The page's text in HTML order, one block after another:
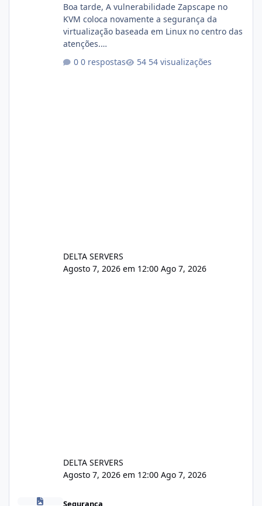
Boa tarde, A vulnerabilidade Zapscape no
KVM coloca novamente a segurança da
virtualização baseada em Linux no centro das
atenções.
xjx23zz5f Criamos uma breve explicação:
0 respostas 54 visualizações
DELTA SERVERS
Agosto 7, 2026 em 12:00 Ago 7, 2026
DELTA SERVERS
Agosto 7, 2026 em 12:00 Ago 7, 2026
Problema de segurança no csf
Segurança